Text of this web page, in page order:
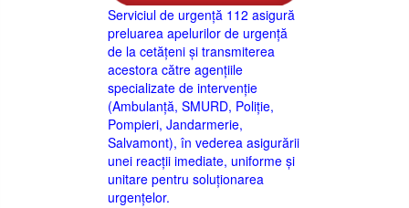
Serviciul de urgență 112 asigură
preluarea apelurilor de urgență
de la cetățeni și transmiterea
acestora către agențiile
specializate de intervenție
(Ambulanță, SMURD, Poliție,
Pompieri, Jandarmerie,
Salvamont), în vederea asigurării
unei reacții imediate, uniforme și
unitare pentru soluționarea
urgențelor.